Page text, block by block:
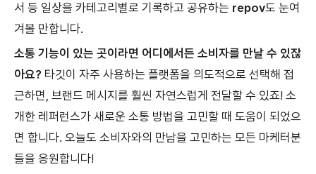
서 등 일상을 카테고리별로 기록하고 공유하는 repov도 눈여
겨볼 만합니다.
소통 기능이 있는 곳이라면 어디에서든 소비자를 만날 수 있잖
아요? 타깃이 자주 사용하는 플랫폼을 의도적으로 선택해 접
근하면, 브랜드 메시지를 훨씬 자연스럽게 전달할 수 있죠! 소
개한 레퍼런스가 새로운 소통 방법을 고민할 때 도움이 되었으
면 합니다. 오늘도 소비자와의 만남을 고민하는 모든 마케터분
들을 응원합니다!